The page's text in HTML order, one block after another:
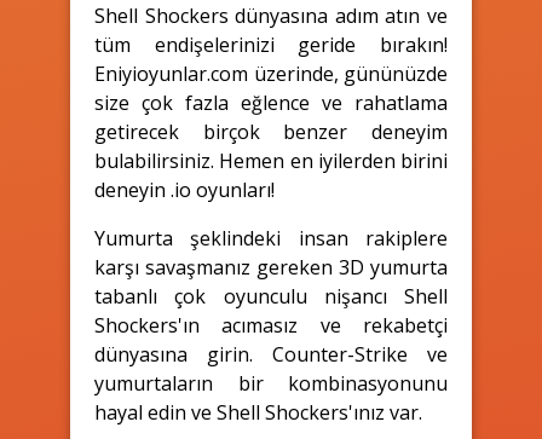
Shell Shockers dünyasına adım atın ve
tüm endişelerinizi geride bırakın!
Eniyioyunlar.com üzerinde, gününüzde
size çok fazla eğlence ve rahatlama
getirecek birçok benzer deneyim
bulabilirsiniz. Hemen en iyilerden birini
deneyin .io oyunları!
Yumurta şeklindeki insan rakiplere
karşı savaşmanız gereken 3D yumurta
tabanlı çok oyunculu nişancı Shell
Shockers'ın acımasız ve rekabetçi
dünyasına girin. Counter-Strike ve
yumurtaların bir kombinasyonunu
hayal edin ve Shell Shockers'ınız var.